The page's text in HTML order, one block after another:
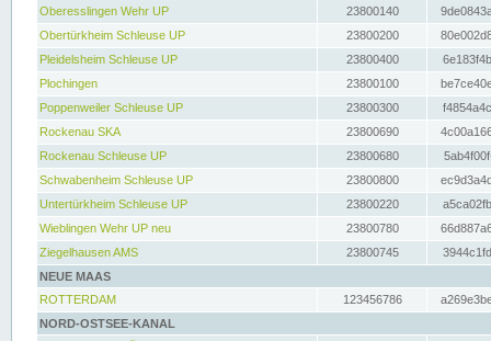
Oberesslingen Wehr UP
23800140
Obertürkheim Schleuse UP
23800200
Pleidelsheim Schleuse UP
23800400
Plochingen
23800100
Poppenweiler Schleuse UP
23800300
Rockenau SKA
23800690
Rockenau Schleuse UP
23800680
Schwabenheim Schleuse UP
23800800
Untertürkheim Schleuse UP
23800220
Wieblingen Wehr UP neu
23800780
Ziegelhausen AMS
23800745
NEUE MAAS
ROTTERDAM
123456786
NORD-OSTSEE-KANAL